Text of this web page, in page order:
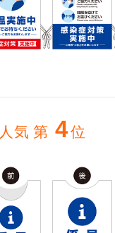
人気 第 4位